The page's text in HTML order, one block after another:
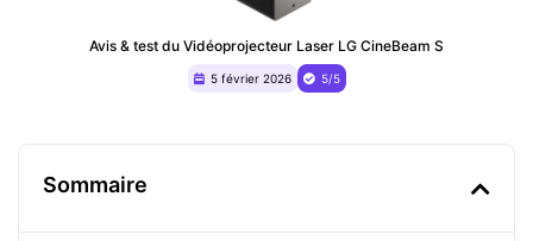
Avis & test du ‎Vidéoprojecteur Laser LG CineBeam S
5 février 2026 5/5
Sommaire